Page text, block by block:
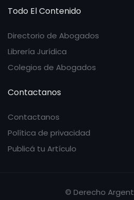
Todo El Contenido
Directorio de Abogados
Librería Jurídica
Colegios de Abogados
Contactanos
Contactanos
Política de privacidad
Publicá tu Artículo
© Derecho